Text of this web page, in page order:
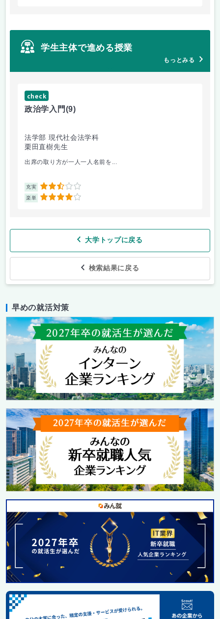
学生主体で進める授業
もっとみる
check
政治学入門(9)
法学部 現代社会法学科
栗田直樹先生
出席の取り方が一人一人名前を...
充実 2.5
楽単 4
大学トップに戻る
検索結果に戻る
早めの就活対策